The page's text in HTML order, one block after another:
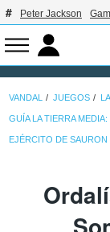
Peter Jackson
VANDAL JUEGOS
GUÍA LA TIERRA
EJÉRCITO DE SAURON